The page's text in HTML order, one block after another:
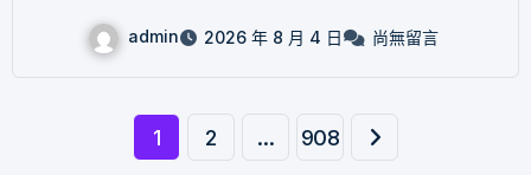
admin 2026 年 8 月 4 日 尚無留言
1 2 ... 908